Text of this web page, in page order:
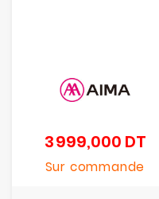
3 999,000 DTPrix
Sur commande